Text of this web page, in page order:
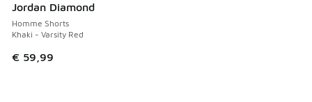
Jordan Diamond
Homme Shorts
Khaki - Varsity Red
€ 59,99